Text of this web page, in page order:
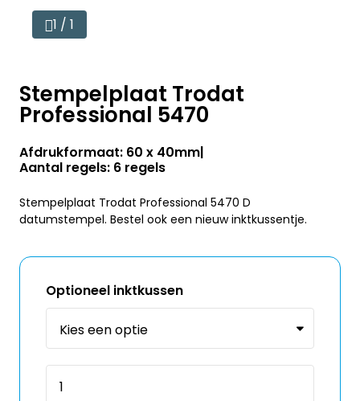
1 / 1
Stempelplaat Trodat
Professional 5470
Afdrukformaat: 60 x 40mm
Aantal regels: 6 regels
Stempelplaat Trodat Professional 5470 D
datumstempel. Bestel ook een nieuw inktkussentje.
Optioneel inktkussen